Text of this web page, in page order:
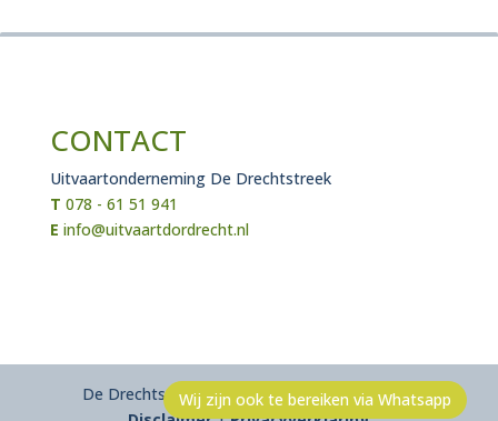
CONTACT
Uitvaartonderneming De Drechtstreek
T 078 - 61 51 941
E info@uitvaartdordrecht.nl
De Drechtstreek uitvaartverzorging © 2025 |
Wij zijn ook te bereiken via Whatsapp